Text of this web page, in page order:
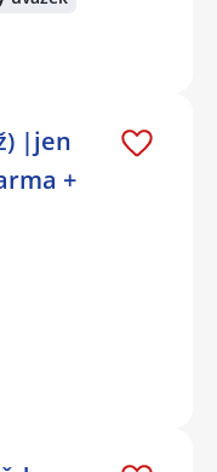
|jen
+